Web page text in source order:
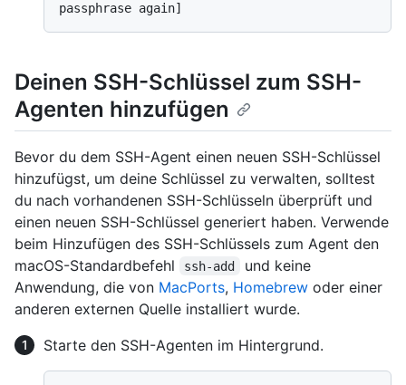
passphrase again]
Deinen SSH-Schlüssel zum SSH-
Agenten hinzufügen
Bevor du dem SSH-Agent einen neuen SSH-Schlüssel
hinzufügst, um deine Schlüssel zu verwalten, solltest
du nach vorhandenen SSH-Schlüsseln überprüft und
einen neuen SSH-Schlüssel generiert haben. Verwende
beim Hinzufügen des SSH-Schlüssels zum Agent den
macOS-Standardbefehl
ssh-add
und keine
Anwendung, die von MacPorts, Homebrew oder einer
anderen externen Quelle installiert wurde.
Starte den SSH-Agenten im Hintergrund.